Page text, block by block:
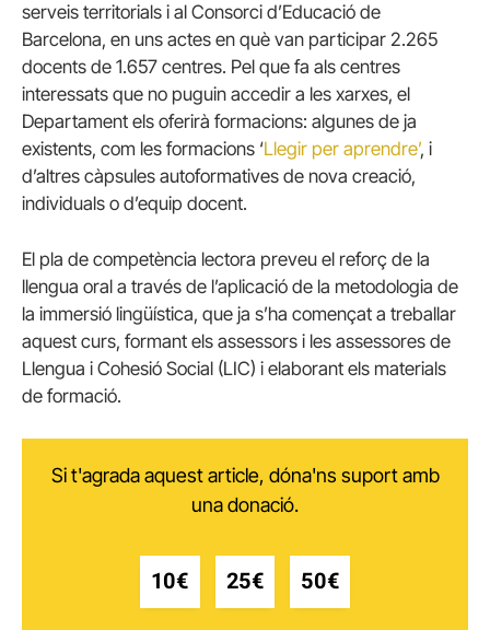
serveis territorials i al Consorci d’Educació de
Barcelona, en uns actes en què van participar 2.265
docents de 1.657 centres. Pel que fa als centres
interessats que no puguin accedir a les xarxes, el
Departament els oferirà formacions: algunes de ja
existents, com les formacions ‘Llegir per aprendre’, i
d’altres càpsules autoformatives de nova creació,
individuals o d’equip docent.
El pla de competència lectora preveu el reforç de la
llengua oral a través de l’aplicació de la metodologia de
la immersió lingüística, que ja s’ha començat a treballar
aquest curs, formant els assessors i les assessores de
Llengua i Cohesió Social (LIC) i elaborant els materials
de formació.
Si t'agrada aquest article, dóna'ns suport amb
una donació.
10€ 25€ 50€